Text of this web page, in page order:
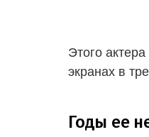
Этого
экранах в
Годы ее